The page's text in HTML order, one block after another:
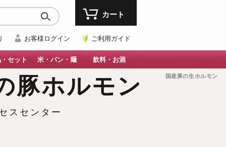
お客様ログイン ご利用ガイド
カート
セット 米・パン・麺 飲料・お酒
国産豚の生ホルモン
豚ホルモン
スセンター